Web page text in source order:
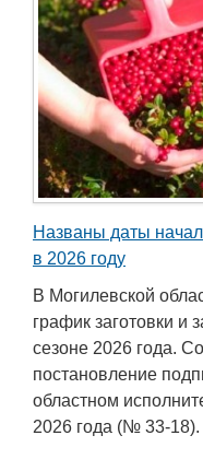
Названы даты
в 2026 году
В Могилевской
график заготовки и
сезоне 2026 года.
постановление
областном
2026 года (№ 33-